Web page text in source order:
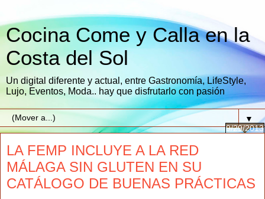
Cocina Come y Calla en la
Costa del Sol
Un digital diferente y actual, entre Gastronomía, LifeStyle,
Lujo, Eventos, Moda.. hay que disfrutarlo con pasión
▼
9/29/2013
LA FEMP INCLUYE A LA RED
MÁLAGA SIN GLUTEN EN SU
CATÁLOGO DE BUENAS PRÁCTICAS